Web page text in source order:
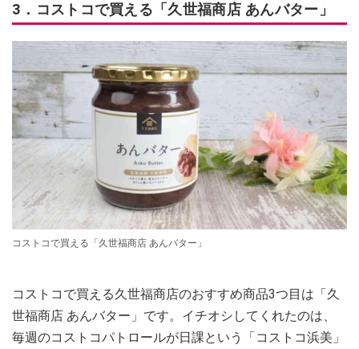
3．コストコで買える「久世福商店 あんバター」
コストコで買える「久世福商店 あんバター」
コストコで買える久世福商店のおすすめ商品3つ目は「久
世福商店 あんバター」です。イチオシしてくれたのは、
毎週のコストコパトロールが日課という「コストコ浜美」